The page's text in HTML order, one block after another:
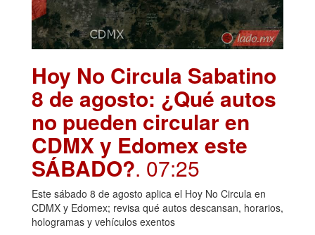
Hoy No Circula Sabatino
8 de agosto: ¿Qué autos
no pueden circular en
CDMX y Edomex este
SÁBADO?. 07:25
Este sábado 8 de agosto aplica el Hoy No Circula en
CDMX y Edomex; revisa qué autos descansan, horarios,
hologramas y vehículos exentos